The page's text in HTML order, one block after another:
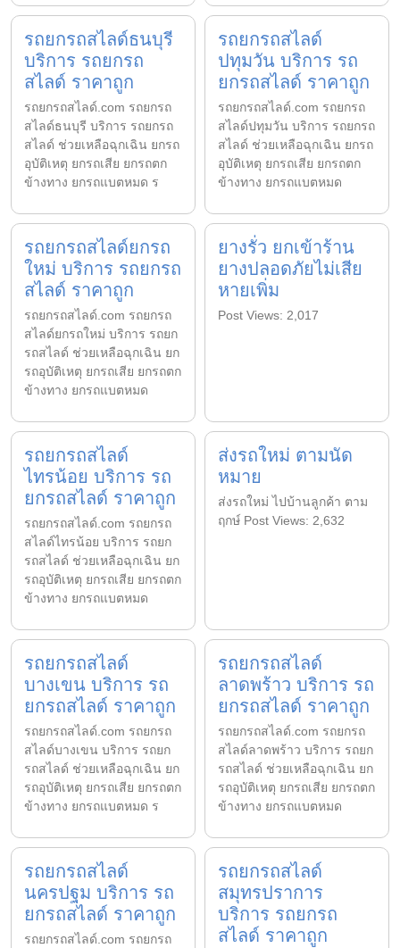
รถยกรถสไลด์ธนบุรี
บริการ รถยกรถ
สไลด์ ราคาถูก
รถยกรถสไลด์.com รถยกรถ
สไลด์ธนบุรี บริการ รถยกรถ
สไลด์ ช่วยเหลือฉุกเฉิน ยกรถ
อุบัติเหตุ ยกรถเสีย ยกรถตก
ข้างทาง ยกรถแบตหมด ร
รถยกรถสไลด์
ปทุมวัน บริการ รถ
ยกรถสไลด์ ราคาถูก
รถยกรถสไลด์.com รถยกรถ
สไลด์ปทุมวัน บริการ รถยกรถ
สไลด์ ช่วยเหลือฉุกเฉิน ยกรถ
อุบัติเหตุ ยกรถเสีย ยกรถตก
ข้างทาง ยกรถแบตหมด
รถยกรถสไลด์ยกรถ
ใหม่ บริการ รถยกรถ
สไลด์ ราคาถูก
รถยกรถสไลด์.com รถยกรถ
สไลด์ยกรถใหม่ บริการ รถยก
รถสไลด์ ช่วยเหลือฉุกเฉิน ยก
รถอุบัติเหตุ ยกรถเสีย ยกรถตก
ข้างทาง ยกรถแบตหมด
ยางรั่ว ยกเข้าร้าน
ยางปลอดภัยไม่เสีย
หายเพิ่ม
Post Views: 2,017
รถยกรถสไลด์
ไทรน้อย บริการ รถ
ยกรถสไลด์ ราคาถูก
รถยกรถสไลด์.com รถยกรถ
สไลด์ไทรน้อย บริการ รถยก
รถสไลด์ ช่วยเหลือฉุกเฉิน ยก
รถอุบัติเหตุ ยกรถเสีย ยกรถตก
ข้างทาง ยกรถแบตหมด
ส่งรถใหม่ ตามนัด
หมาย
ส่งรถใหม่ ไปบ้านลูกค้า ตาม
ฤกษ์ Post Views: 2,632
รถยกรถสไลด์
บางเขน บริการ รถ
ยกรถสไลด์ ราคาถูก
รถยกรถสไลด์.com รถยกรถ
สไลด์บางเขน บริการ รถยก
รถสไลด์ ช่วยเหลือฉุกเฉิน ยก
รถอุบัติเหตุ ยกรถเสีย ยกรถตก
ข้างทาง ยกรถแบตหมด ร
รถยกรถสไลด์
ลาดพร้าว บริการ รถ
ยกรถสไลด์ ราคาถูก
รถยกรถสไลด์.com รถยกรถ
สไลด์ลาดพร้าว บริการ รถยก
รถสไลด์ ช่วยเหลือฉุกเฉิน ยก
รถอุบัติเหตุ ยกรถเสีย ยกรถตก
ข้างทาง ยกรถแบตหมด
รถยกรถสไลด์
นครปฐม บริการ รถ
ยกรถสไลด์ ราคาถูก
รถยกรถสไลด์.com รถยกรถ
รถยกรถสไลด์
สมุทรปราการ
บริการ รถยกรถ
สไลด์ ราคาถูก